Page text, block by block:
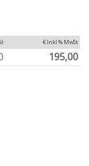
€ Inkl % MwSt
195,00